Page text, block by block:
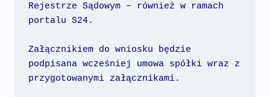
Rejestrze Sądowym – również w ramach
portalu S24.
Załącznikiem do wniosku będzie
podpisana wcześniej umowa spółki wraz z
przygotowanymi załącznikami.